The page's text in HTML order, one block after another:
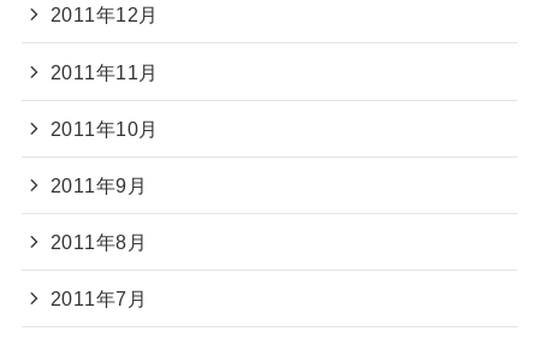
2011年12月
2011年11月
2011年10月
2011年9月
2011年8月
2011年7月